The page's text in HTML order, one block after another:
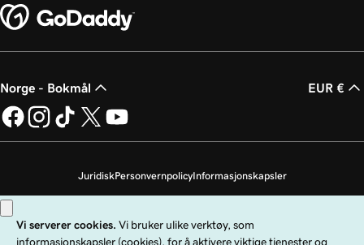
Norge - Bokmål EUR €
JuridiskPersonvernpolicyInformasjonskapsler
Copyright © 1999–2026 GoDaddy Operating Company, LLC. Med enerett.